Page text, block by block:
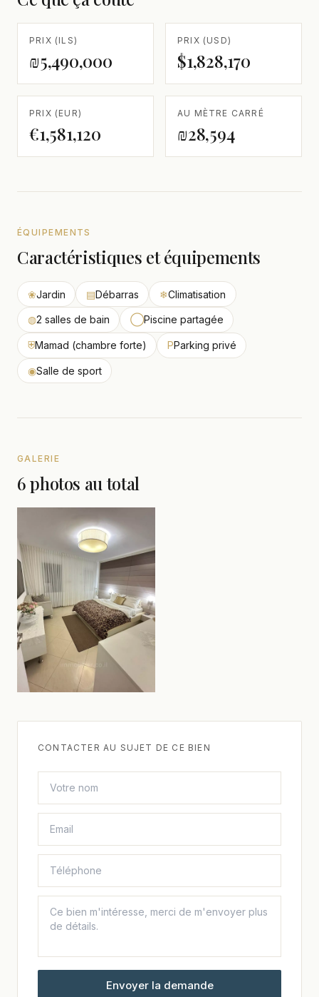
PRIX (ILS)
₪5,490,000
PRIX (USD)
$1,828,170
PRIX (EUR)
€1,581,120
AU MÈTRE CARRÉ
₪28,594
ÉQUIPEMENTS
Caractéristiques et équipements
❀Jardin ▤Débarras ❄Climatisation
◍2 salles de bain ◯Piscine partagée
⛨Mamad (chambre forte) PParking privé
◉Salle de sport
GALERIE
6 photos au total
CONTACTER AU SUJET DE CE BIEN
Envoyer la demande